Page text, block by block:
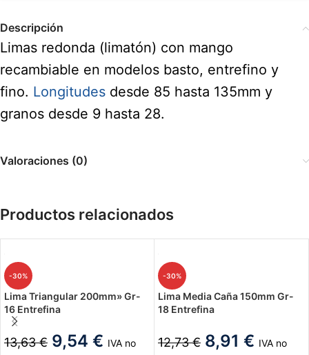
Descripción
Limas redonda (limatón) con mango
recambiable en modelos basto, entrefino y
fino. Longitudes desde 85 hasta 135mm y
granos desde 9 hasta 28.
Valoraciones (0)
Productos relacionados
-30%
Lima Triangular 200mm» Gr-
16 Entrefina
13,63€ 9,54 € IVA no
-30%
Lima Media Caña 150mm Gr-
18 Entrefina
12,73€ 8,91 € IVA no